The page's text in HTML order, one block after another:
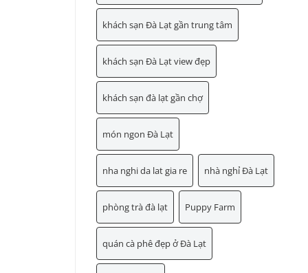
khách sạn Đà Lạt gần trung tâm
khách sạn Đà Lạt view đẹp
khách sạn đà lạt gần chợ
món ngon Đà Lạt
nha nghi da lat gia re nhà nghỉ Đà Lạt
phòng trà đà lạt Puppy Farm
quán cà phê đẹp ở Đà Lạt